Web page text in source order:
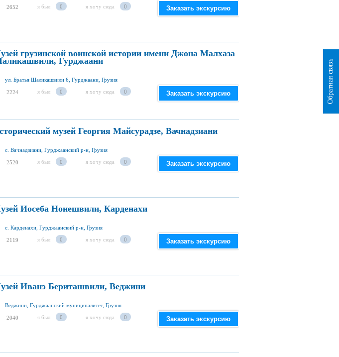
2652 я был 0 я хочу сюда 0 Заказать экскурсию
грузинской воинской истории имени Джона Малхаза
Гурджаани
ул. Братья Шаликашвили 6, Гурджаани, Грузия
2224 я был 0 я хочу сюда 0 Заказать экскурсию
музей Георгия Майсурадзе, Вачнадзиани
с. Вачнадзиани, Гурджаанcкий р-н, Грузия
2520 я был 0 я хочу сюда 0 Заказать экскурсию
Иосеба Нонешвили, Карденахи
c. Карденахи, Гурджаанский р-н, Грузия
2119 я был 0 я хочу сюда 0 Заказать экскурсию
Иванэ Бериташвили, Веджини
Веджини, Гурджаанский муниципалитет, Грузия
2040 я был 0 я хочу сюда 0 Заказать экскурсию
Обратная связь